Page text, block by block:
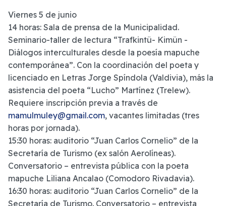
Viernes 5 de junio
14 horas: Sala de prensa de la Municipalidad.
Seminario-taller de lectura “Trafkintü- Kimün -
Diálogos interculturales desde la poesía mapuche
contemporánea”. Con la coordinación del poeta y
licenciado en Letras Jorge Spíndola (Valdivia), más la
asistencia del poeta “Lucho” Martínez (Trelew).
Requiere inscripción previa a través de
mamulmuley@gmail.com, vacantes limitadas (tres
horas por jornada).
15:30 horas: auditorio “Juan Carlos Cornelio” de la
Secretaría de Turismo (ex salón Aerolíneas).
Conversatorio – entrevista pública con la poeta
mapuche Liliana Ancalao (Comodoro Rivadavia).
16:30 horas: auditorio “Juan Carlos Cornelio” de la
Secretaría de Turismo. Conversatorio – entrevista